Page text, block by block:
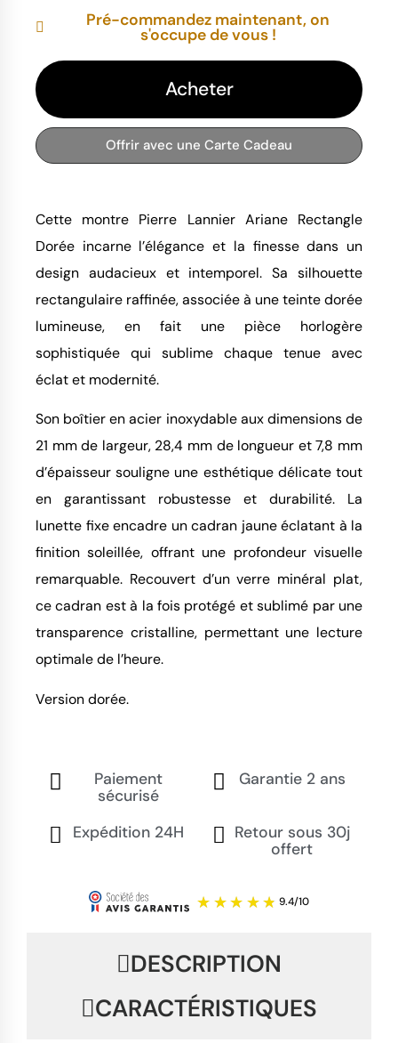
Pré-commandez maintenant, on
s'occupe de vous !
Acheter
Offrir avec une Carte Cadeau
Cette montre Pierre Lannier Ariane Rectangle
Dorée incarne l’élégance et la finesse dans un
design audacieux et intemporel. Sa silhouette
rectangulaire raffinée, associée à une teinte dorée
lumineuse, en fait une pièce horlogère
sophistiquée qui sublime chaque tenue avec
éclat et modernité.
Son boîtier en acier inoxydable aux dimensions de
21 mm de largeur, 28,4 mm de longueur et 7,8 mm
d’épaisseur souligne une esthétique délicate tout
en garantissant robustesse et durabilité. La
lunette fixe encadre un cadran jaune éclatant à la
finition soleillée, offrant une profondeur visuelle
remarquable. Recouvert d’un verre minéral plat,
ce cadran est à la fois protégé et sublimé par une
transparence cristalline, permettant une lecture
optimale de l’heure.
Version dorée.
Paiement
sécurisé
Garantie 2 ans
Expédition 24H
Retour sous 30j
offert
DESCRIPTION
CARACTÉRISTIQUES